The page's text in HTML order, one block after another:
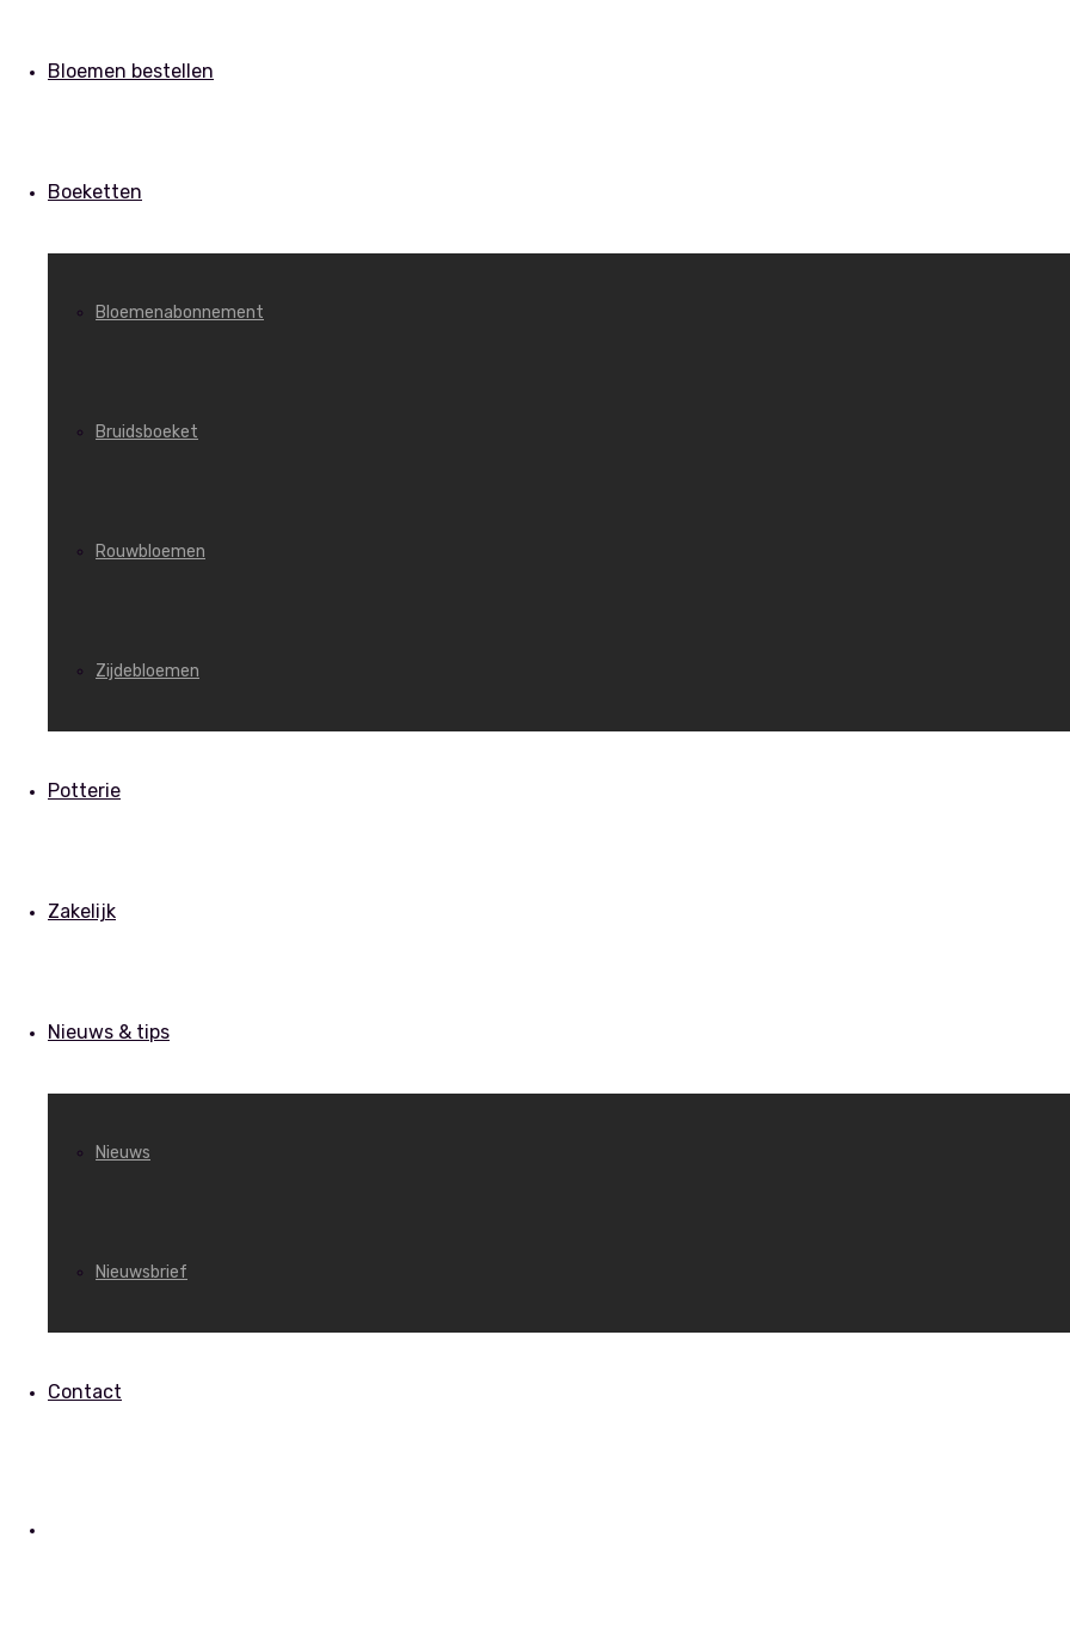
Bloemen bestellen
Boeketten
Bloemenabonnement
Bruidsboeket
Rouwbloemen
Zijdebloemen
Potterie
Zakelijk
Nieuws & tips
Nieuws
Nieuwsbrief
Contact